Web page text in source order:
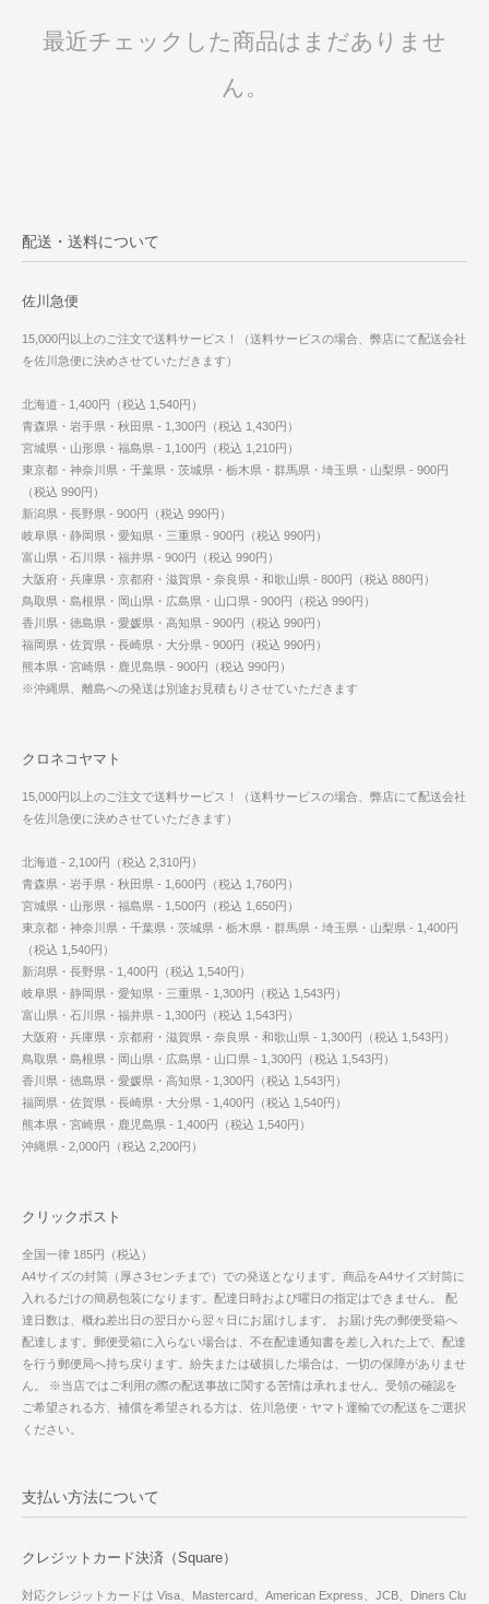
最近チェックした商品はまだありませ
ん。
配送・送料について
佐川急便
15,000円以上のご注文で送料サービス！（送料サービスの場合、弊店にて配送会社
を佐川急便に決めさせていただきます）
北海道 - 1,400円（税込 1,540円）
青森県・岩手県・秋田県 - 1,300円（税込 1,430円）
宮城県・山形県・福島県 - 1,100円（税込 1,210円）
東京都・神奈川県・千葉県・茨城県・栃木県・群馬県・埼玉県・山梨県 - 900円
（税込 990円）
新潟県・長野県 - 900円（税込 990円）
岐阜県・静岡県・愛知県・三重県 - 900円（税込 990円）
富山県・石川県・福井県 - 900円（税込 990円）
大阪府・兵庫県・京都府・滋賀県・奈良県・和歌山県 - 800円（税込 880円）
鳥取県・島根県・岡山県・広島県・山口県 - 900円（税込 990円）
香川県・徳島県・愛媛県・高知県 - 900円（税込 990円）
福岡県・佐賀県・長崎県・大分県 - 900円（税込 990円）
熊本県・宮崎県・鹿児島県 - 900円（税込 990円）
※沖縄県、離島への発送は別途お見積もりさせていただきます
クロネコヤマト
15,000円以上のご注文で送料サービス！（送料サービスの場合、弊店にて配送会社
を佐川急便に決めさせていただきます）
北海道 - 2,100円（税込 2,310円）
青森県・岩手県・秋田県 - 1,600円（税込 1,760円）
宮城県・山形県・福島県 - 1,500円（税込 1,650円）
東京都・神奈川県・千葉県・茨城県・栃木県・群馬県・埼玉県・山梨県 - 1,400円
（税込 1,540円）
新潟県・長野県 - 1,400円（税込 1,540円）
岐阜県・静岡県・愛知県・三重県 - 1,300円（税込 1,543円）
富山県・石川県・福井県 - 1,300円（税込 1,543円）
大阪府・兵庫県・京都府・滋賀県・奈良県・和歌山県 - 1,300円（税込 1,543円）
鳥取県・島根県・岡山県・広島県・山口県 - 1,300円（税込 1,543円）
香川県・徳島県・愛媛県・高知県 - 1,300円（税込 1,543円）
福岡県・佐賀県・長崎県・大分県 - 1,400円（税込 1,540円）
熊本県・宮崎県・鹿児島県 - 1,400円（税込 1,540円）
沖縄県 - 2,000円（税込 2,200円）
クリックポスト
全国一律 185円（税込）
A4サイズの封筒（厚さ3センチまで）での発送となります。商品をA4サイズ封筒に
入れるだけの簡易包装になります。配達日時および曜日の指定はできません。 配
達日数は、概ね差出日の翌日から翌々日にお届けします。 お届け先の郵便受箱へ
配達します。郵便受箱に入らない場合は、不在配達通知書を差し入れた上で、配達
を行う郵便局へ持ち戻ります。紛失または破損した場合は、一切の保障がありませ
ん。 ※当店ではご利用の際の配送事故に関する苦情は承れません。受領の確認を
ご希望される方、補償を希望される方は、佐川急便・ヤマト運輸での配送をご選択
ください。
支払い方法について
クレジットカード決済（Square）
対応クレジットカードは Visa、Mastercard、American Express、JCB、Diners Clu